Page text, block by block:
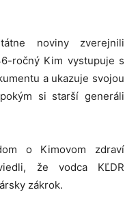
noviny zverejnili
ročný Kim vystupuje s
a ukazuje svojou
si starší generáli
o Kimovom zdraví
že vodca KĽDR
zákrok.